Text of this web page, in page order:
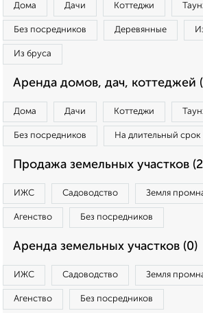
Дома Дачи Коттеджи
Без посредников Деревянные
Из бруса
Аренда домов, дач, коттеджей
Дома Дачи Коттеджи
Без посредников На длительный срок
Продажа земельных участков
ИЖС Садоводство Земля
Агенство Без посредников
Аренда земельных участков (0)
ИЖС Садоводство Земля
Агенство Без посредников